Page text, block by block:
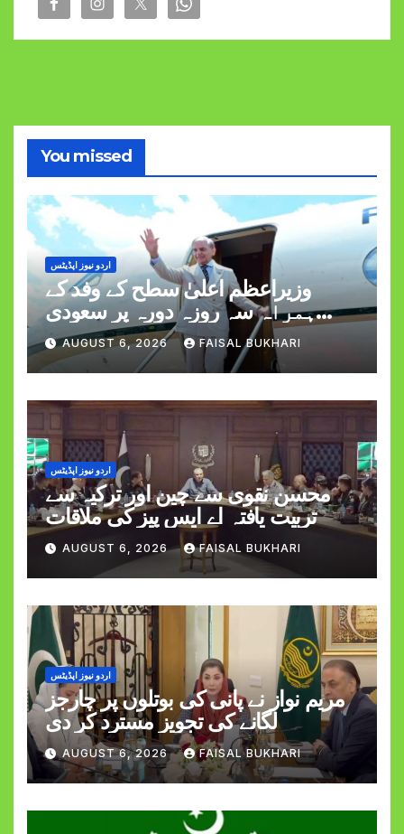
You missed
اردو نیوز اپڈیٹس
وزیراعظم اعلیٰ سطح کے وفد کے
ہمراہ سہ روزہ دورہ پر سعودی
عرب روانہ
AUGUST 6, 2026 FAISAL BUKHARI
اردو نیوز اپڈیٹس
محسن نقوی سے چین اور ترکیہ سے
تربیت یافتہ اے ایس پیز کی ملاقات
AUGUST 6, 2026 FAISAL BUKHARI
اردو نیوز اپڈیٹس
مریم نواز نے پانی کی بوتلوں پر چارجز
لگانے کی تجویز مسترد کر دی
AUGUST 6, 2026 FAISAL BUKHARI